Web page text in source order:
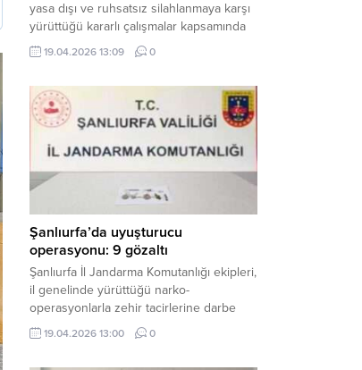
yasa dışı ve ruhsatsız silahlanmaya karşı
yürüttüğü kararlı çalışmalar kapsamında
Bozova ilçesinde bir ikamete operasyon
düzenledi. Yapılan aramada çok sayıda
mühimmat ele geçirildi. Haber Merkezi –
Şanlıurfa Valiliği İl Basın ve Halkla İlişkiler
Müdürlüğü tarafından yapılan açıklamaya
göre; 17 Nisan...
19.04.2026 13:09 0
Şanlıurfa’da uyuşturucu
operasyonu: 9 gözaltı
Şanlıurfa İl Jandarma Komutanlığı ekipleri,
il genelinde yürüttüğü narko-
operasyonlarla zehir tacirlerine darbe
indirdi. Üç ilçede eş zamanlı
gerçekleştirilen faaliyetlerde çeşitli
19.04.2026 13:00 0